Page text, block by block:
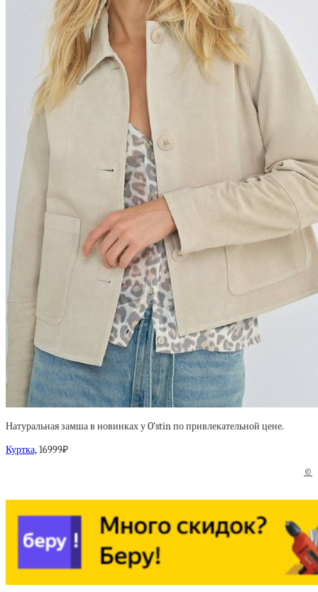
Натуральная замша в новинках у O’stin по привлекательной цене.
Куртка,16999₽
©